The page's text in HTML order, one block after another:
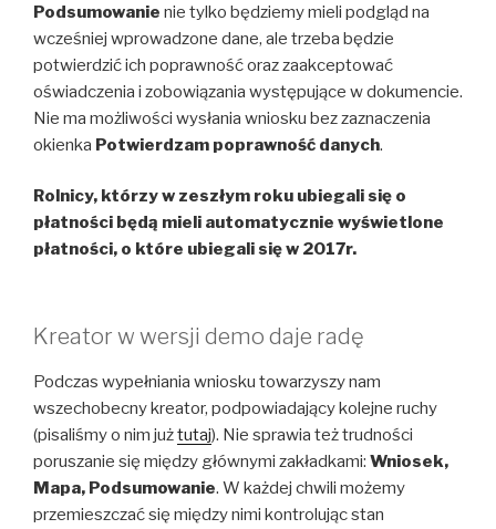
Podsumowanie nie tylko będziemy mieli podgląd na
wcześniej wprowadzone dane, ale trzeba będzie
potwierdzić ich poprawność oraz zaakceptować
oświadczenia i zobowiązania występujące w dokumencie.
Nie ma możliwości wysłania wniosku bez zaznaczenia
okienka Potwierdzam poprawność danych.
Rolnicy, którzy w zeszłym roku ubiegali się o
płatności będą mieli automatycznie wyświetlone
płatności, o które ubiegali się w 2017r.
Kreator w wersji demo daje radę
Podczas wypełniania wniosku towarzyszy nam
wszechobecny kreator, podpowiadający kolejne ruchy
(pisaliśmy o nim jużtutaj). Nie sprawia też trudności
poruszanie się między głównymi zakładkami: Wniosek,
Mapa, Podsumowanie. W każdej chwili możemy
przemieszczać się między nimi kontrolując stan